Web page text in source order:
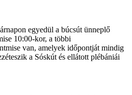
egyedül a búcsút ünneplő
10:00-kor, a többi
van, amelyek időpontját mindig
a Sóskút és ellátott plébániái